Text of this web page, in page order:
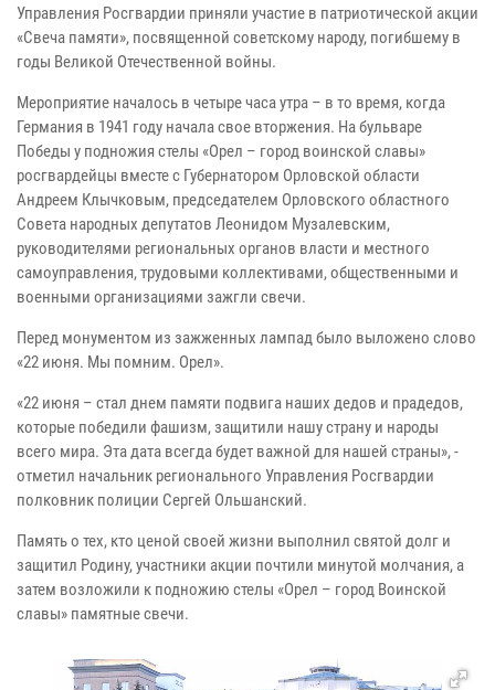
Управления Росгвардии приняли участие в патриотической акции
«Свеча памяти», посвященной советскому народу, погибшему в
годы Великой Отечественной войны.
Мероприятие началось в четыре часа утра – в то время, когда
Германия в 1941 году начала свое вторжения. На бульваре
Победы у подножия стелы «Орел – город воинской славы»
росгвардейцы вместе с Губернатором Орловской области
Андреем Клычковым, председателем Орловского областного
Совета народных депутатов Леонидом Музалевским,
руководителями региональных органов власти и местного
самоуправления, трудовыми коллективами, общественными и
военными организациями зажгли свечи.
Перед монументом из зажженных лампад было выложено слово
«22 июня. Мы помним. Орел».
«22 июня – стал днем памяти подвига наших дедов и прадедов,
которые победили фашизм, защитили нашу страну и народы
всего мира. Эта дата всегда будет важной для нашей страны», -
отметил начальник регионального Управления Росгвардии
полковник полиции Сергей Ольшанский.
Память о тех, кто ценой своей жизни выполнил святой долг и
защитил Родину, участники акции почтили минутой молчания, а
затем возложили к подножию стелы «Орел – город Воинской
славы» памятные свечи.